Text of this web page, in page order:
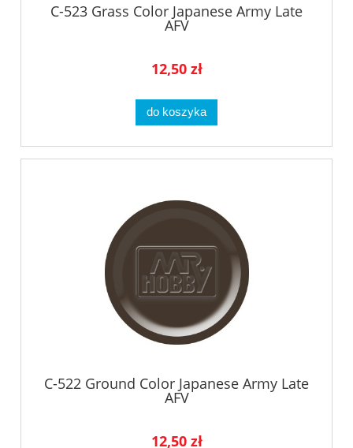
C-523 Grass Color Japanese Army Late
AFV
12,50 zł
do koszyka
C-522 Ground Color Japanese Army Late
AFV
12,50 zł